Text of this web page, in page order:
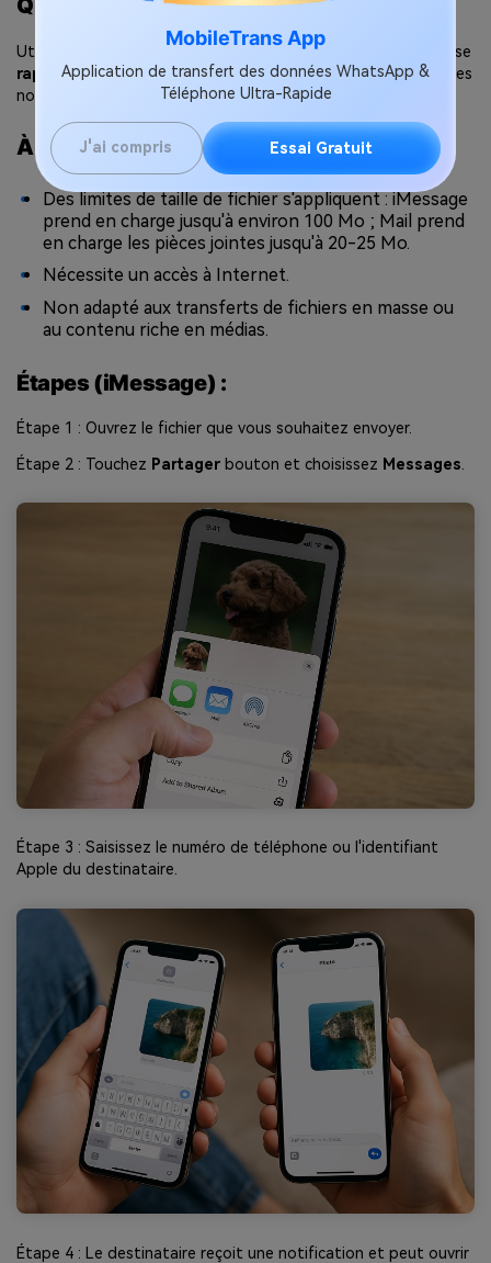
MobileTrans App
Application de transfert des données WhatsApp &
Téléphone Ultra-Rapide
J'ai compris Essai Gratuit
Quand choisir iMessage ou Mail ?
Utilisez cette méthode lorsque vous transférez quelque chose
rapidement et léger, comme des cartes d'embarquement, des
notes numérisées ou des documents texte.
À noter :
Des limites de taille de fichier s'appliquent : iMessage
prend en charge jusqu'à environ 100 Mo ; Mail prend
en charge les pièces jointes jusqu'à 20-25 Mo.
Nécessite un accès à Internet.
Non adapté aux transferts de fichiers en masse ou
au contenu riche en médias.
Étapes (iMessage) :
Étape 1 : Ouvrez le fichier que vous souhaitez envoyer.
Étape 2 : Touchez Partager bouton et choisissez Messages
Étape 3 : Saisissez le numéro de téléphone ou l'identifiant
Apple du destinataire.
Étape 4 : Le destinataire reçoit une notification et peut ouvrir